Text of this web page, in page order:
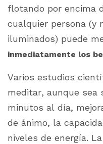
flotando por encima
cualquier persona (y
iluminados) puede
inmediatamente los
Varios estudios
meditar, aunque sea
minutos al día,
de ánimo, la
niveles de energía.